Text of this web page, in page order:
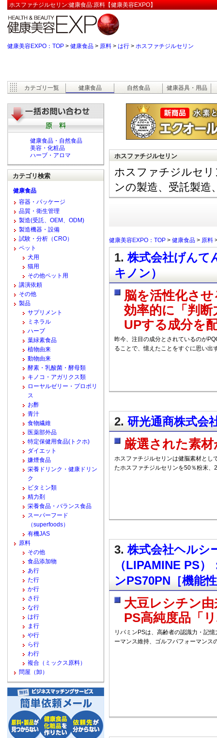
ホスファチジルセリン:健康食品:原料【健康美容EXPO】
健康美容EXPO：TOP > 健康食品 > 原料 > は行 > ホスファチジルセリン
カテゴリ一覧 健康食品 自然食品 健康器具・用品
ホスファチジルセリン
ホスファチジルセ
ンの製造、受託製造
健康美容EXPO：TOP > 健康食品 > 原料
1.株式会社げんて
キノン）
脳を活性化さ
効率的に「判
UPする成分を
昨今、注目の成分とされているのが
ることで、憶えたことをすぐに思い出
2. 研光通商株式会
厳選された素
ホスファチジルセリンは健脳素材とし
たホスファチジルセリンを50％粉末、
3.株式会社ヘル
（LIPAMINE PS
ンPS70PN［機能
大豆レシチン
PS高純度品「
リパミンPSは、高齢者の認識力・記
ーマンス維持、ゴルフパフォーマンス
健康食品・自然食品
美容・化粧品
ハーブ・アロマ
カテゴリ検索
健康食品
容器・パッケージ
品質・衛生管理
製造(受託、OEM、ODM)
製造機器・設備
試験・分析（CRO）
ペット
犬用
猫用
その他ペット用
講演依頼
その他
製品
サプリメント
ミネラル
ハーブ
葉緑素食品
植物由来
動物由来
酵素・乳酸菌・酵母類
キノコ・アガリクス類
ローヤルゼリー・プロポリ
ス
お酢
青汁
食物繊維
医薬部外品
特定保健用食品(トクホ)
ダイエット
嫌煙食品
栄養ドリンク・健康ドリン
ク
ビタミン類
精力剤
栄養食品・バランス食品
スーパーフード
（superfoods）
有機JAS
原料
その他
食品添加物
あ行
た行
か行
さ行
な行
は行
ま行
や行
ら行
わ行
複合（ミックス原料）
問屋（卸）